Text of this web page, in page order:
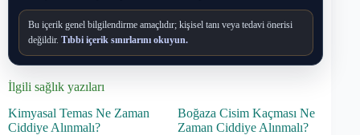
Bu içerik genel bilgilendirme amaçlıdır; kişisel tanı veya tedavi önerisi
değildir. Tıbbi içerik sınırlarını okuyun.
İlgili sağlık yazıları
Kimyasal Temas Ne Zaman
Ciddiye Alınmalı?
Boğaza Cisim Kaçması Ne
Zaman Ciddiye Alınmalı?